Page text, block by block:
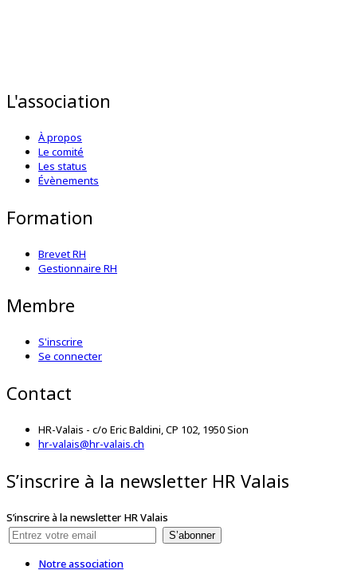
L'association
À propos
Le comité
Les status
Évènements
Formation
Brevet RH
Gestionnaire RH
Membre
S'inscrire
Se connecter
Contact
HR-Valais - c/o Eric Baldini, CP 102, 1950 Sion
hr-valais@hr-valais.ch
S’inscrire à la newsletter HR Valais
S’inscrire à la newsletter HR Valais
S’abonner
Notre association